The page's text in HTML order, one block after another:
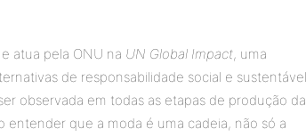
atua pela ONU na UN Global Impact, uma
de responsabilidade social e
observada em todas as etapas de produção da
entender que a moda é uma cadeia, não só a